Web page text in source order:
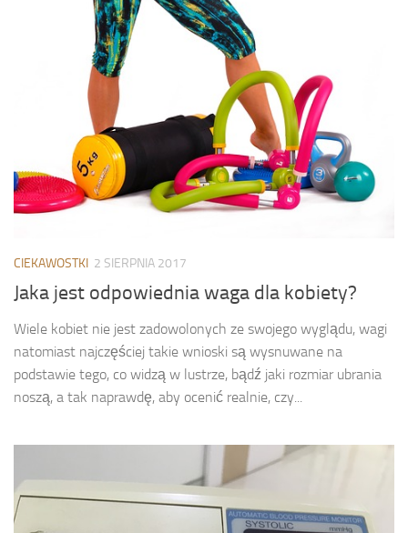
CIEKAWOSTKI 2 SIERPNIA 2017
Jaka jest odpowiednia waga dla kobiety?
Wiele kobiet nie jest zadowolonych ze swojego wyglądu, wagi
natomiast najczęściej takie wnioski są wysnuwane na
podstawie tego, co widzą w lustrze, bądź jaki rozmiar ubrania
noszą, a tak naprawdę, aby ocenić realnie, czy...